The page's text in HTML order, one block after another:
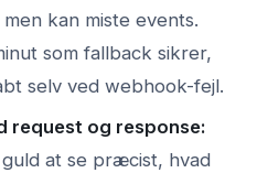
kan miste events.
som fallback sikrer,
selv ved webhook-fejl.
request og response:
at se præcist, hvad